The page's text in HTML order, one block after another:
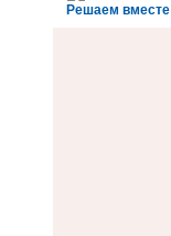
Решаем вместе